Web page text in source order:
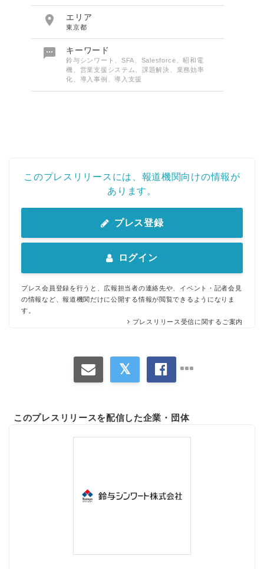
 エリア
東京都
 キーワード
鈴与シンワート、SFA、Salesforce、昭和電
機、営業支援システム、課題解決、業務効率
化、導入事例、導入支援
このプレスリリースには、報道機関向けの情報が
あります。
プレス登録
ログイン
プレス会員登録を行うと、広報担当者の連絡先や、イベント・記者会見
の情報など、報道機関だけに公開する情報が閲覧できるようになりま
す。
プレスリリース受信に関するご案内
このプレスリリースを配信した企業・団体